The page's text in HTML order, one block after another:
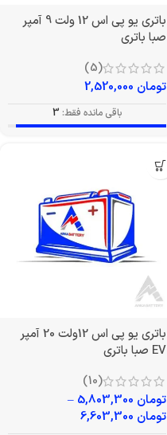
باتری یو پی اس 12 ولت 9 آمپر
صبا باتری
(5)
تومان
باقی مانده فقط: 3
باتری یو پی اس 12ولت 20 آمپر
EV صبا باتری
(10)
تومان
–
تومان